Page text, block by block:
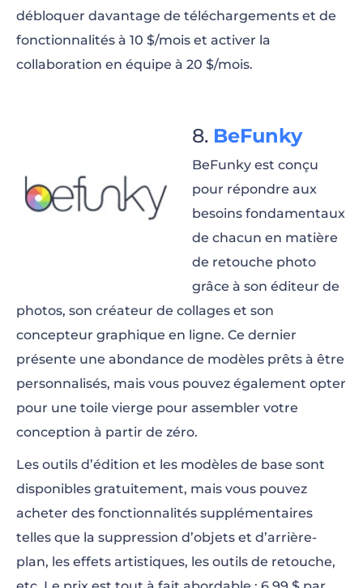
débloquer davantage de téléchargements et de
fonctionnalités à 10 $/mois et activer la
collaboration en équipe à 20 $/mois.
BeFunky
BeFunky est conçu
pour répondre aux
besoins fondamentaux
de chacun en matière
de retouche photo
grâce à son éditeur de
photos, son créateur de collages et son
concepteur graphique en ligne. Ce dernier
présente une abondance de modèles prêts à être
personnalisés, mais vous pouvez également opter
pour une toile vierge pour assembler votre
conception à partir de zéro.
Les outils d’édition et les modèles de base sont
disponibles gratuitement, mais vous pouvez
acheter des fonctionnalités supplémentaires
telles que la suppression d’objets et d’arrière-
plan, les effets artistiques, les outils de retouche,